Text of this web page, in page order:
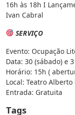
16h às 18h I
Ivan Cabral
SERVIÇO
Evento: Ocupação
Data: 30 (sábado) e
Horário: 15h (
Local: Teatro
Entrada: Gratuita
Tags